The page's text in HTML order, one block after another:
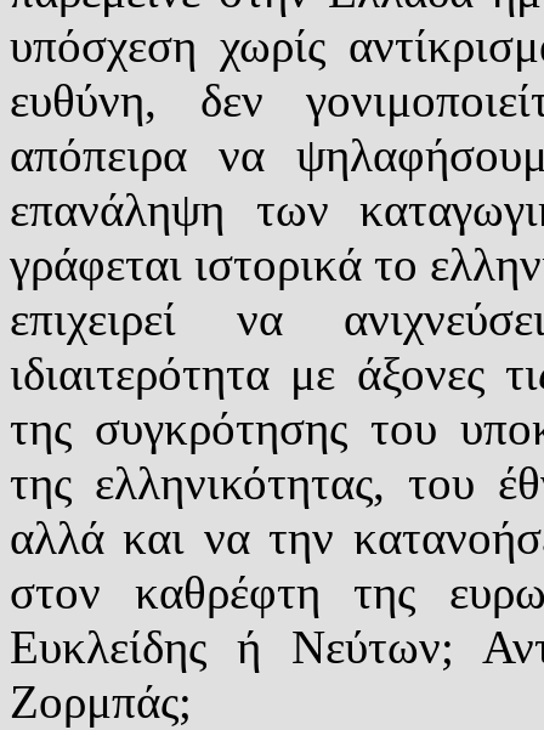
υπόσχεση χωρίς
ευθύνη, δεν
απόπειρα να
επανάληψη των
γράφεται ιστορικά το
επιχειρεί να
ιδιαιτερότητα με άξονες
της συγκρότησης του
της ελληνικότητας, του
αλλά και να την
στον καθρέφτη της
Ευκλείδης ή Νεύτων;
Ζορμπάς;